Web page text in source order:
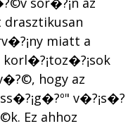
miatt a
hogy az
v�?¡s�?
Ez ahhoz